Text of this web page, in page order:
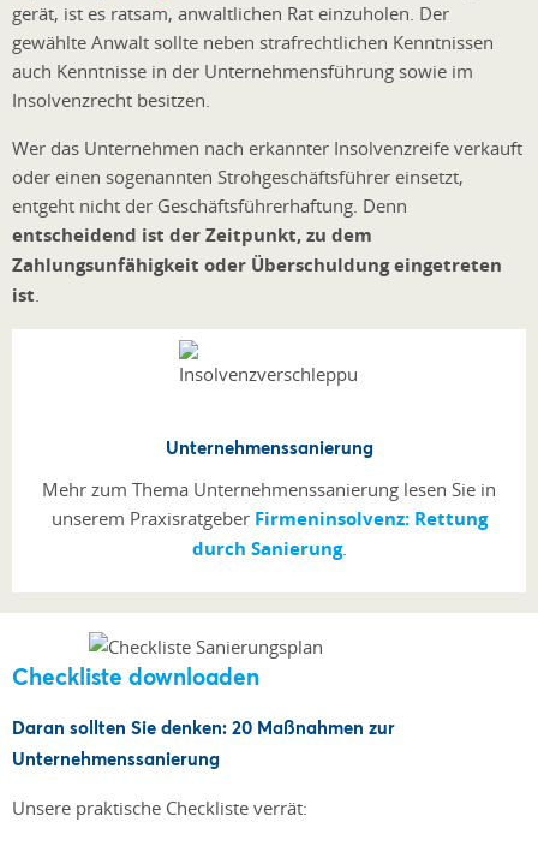
gerät, ist es ratsam, anwaltlichen Rat einzuholen. Der
gewählte Anwalt sollte neben strafrechtlichen Kenntnissen
auch Kenntnisse in der Unternehmensführung sowie im
Insolvenzrecht besitzen.
Wer das Unternehmen nach erkannter Insolvenzreife verkauft
oder einen sogenannten Strohgeschäftsführer einsetzt,
entgeht nicht der Geschäftsführerhaftung. Denn
entscheidend ist der Zeitpunkt, zu dem
Zahlungsunfähigkeit oder Überschuldung eingetreten
ist.
Unternehmenssanierung
Mehr zum Thema Unternehmenssanierung lesen Sie in
unserem Praxisratgeber Firmeninsolvenz: Rettung
durch Sanierung.
Checkliste downloaden
Daran sollten Sie denken: 20 Maßnahmen zur
Unternehmenssanierung
Unsere praktische Checkliste verrät: